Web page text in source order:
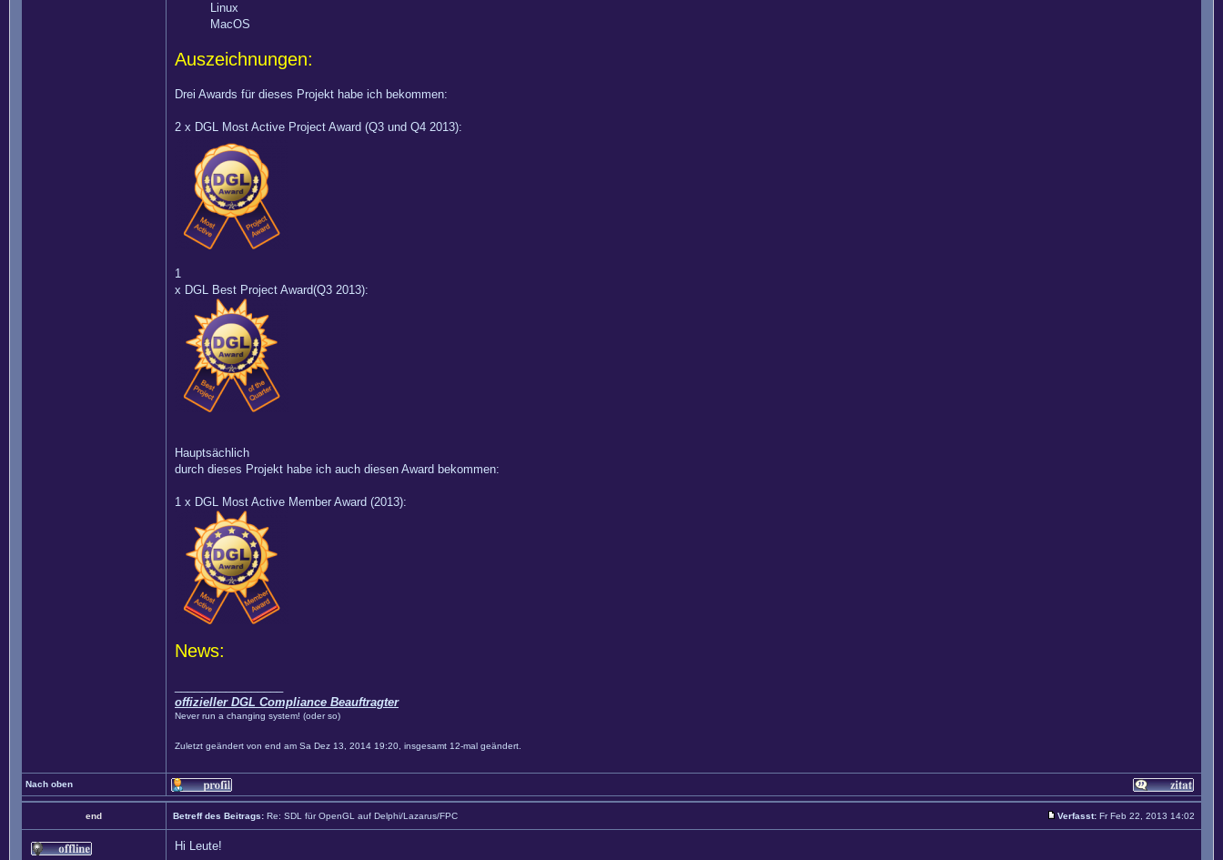
Linux
MacOS
Auszeichnungen:
Drei Awards für dieses Projekt habe ich bekommen:
2 x DGL Most Active Project Award (Q3 und Q4 2013):
1
x DGL Best Project Award(Q3 2013):
Hauptsächlich
durch dieses Projekt habe ich auch diesen Award bekommen:
1 x DGL Most Active Member Award (2013):
News:
offizieller DGL Compliance Beauftragter
Never run a changing system! (oder so)
Zuletzt geändert von end am Sa Dez 13, 2014 19:20, insgesamt 12-mal geändert.
Nach oben
end Betreff des Beitrags: Re: SDL für OpenGL auf Delphi/Lazarus/FPC Verfasst: Fr Feb 22, 2013 14:02
Hi Leute!